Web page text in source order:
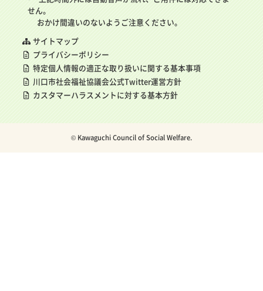
せん。
おかけ間違いのないようご注意ください。
サイトマップ
プライバシーポリシー
特定個人情報の適正な取り扱いに関する基本事項
川口市社会福祉協議会公式Twitter運営方針
カスタマーハラスメントに対する基本方針
© Kawaguchi Council of Social Welfare.